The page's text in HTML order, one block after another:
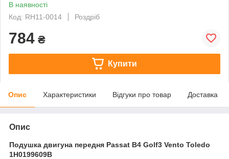
В наявності
Код: RH11-0014
Роздріб
784 ₴
Купити
Опис Характеристики Відгуки про товар Доставка
Опис
Подушка двигуна передня Passat B4 Golf3 Vento Toledo
1H0199609B